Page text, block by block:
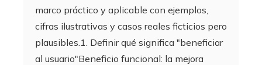
marco práctico y aplicable con ejemplos,
cifras ilustrativas y casos reales ficticios pero
plausibles.1. Definir qué significa "beneficiar
al usuario"Beneficio funcional: la mejora